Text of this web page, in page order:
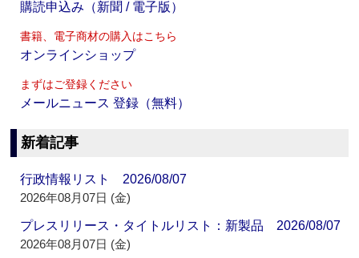
購読申込み（新聞 / 電子版）
書籍、電子商材の購入はこちら
オンラインショップ
まずはご登録ください
メールニュース 登録（無料）
新着記事
行政情報リスト 2026/08/07
2026年08月07日 (金)
プレスリリース・タイトルリスト：新製品 2026/08/07
2026年08月07日 (金)